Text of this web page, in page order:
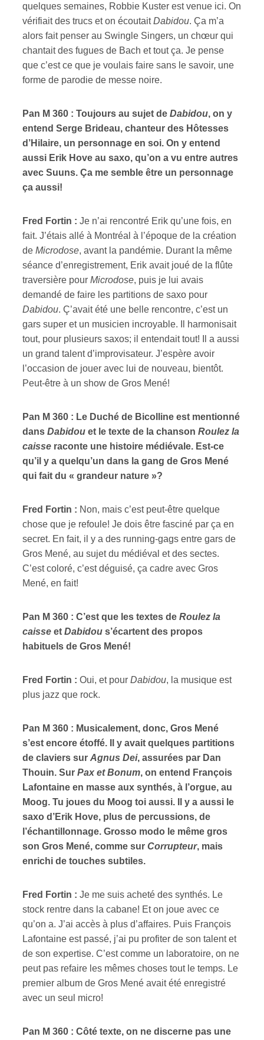
quelques semaines, Robbie Kuster est venue ici. On
vérifiait des trucs et on écoutaitDabidou. Ça m’a
alors fait penser au Swingle Singers, un chœur qui
chantait des fugues de Bach et tout ça. Je pense
que c’est ce que je voulais faire sans le savoir, une
forme de parodie de messe noire.
Pan M 360 : Toujours au sujet de Dabidou, on y
entend Serge Brideau, chanteur des Hôtesses
d’Hilaire, un personnage en soi. On y entend
aussi Erik Hove au saxo, qu’on a vu entre autres
avec Suuns. Ça me semble être un personnage
ça aussi!
Fred Fortin : Je n’ai rencontré Erik qu’une fois, en
fait. J’étais allé à Montréal à l’époque de la création
de Microdose, avant la pandémie. Durant la même
séance d’enregistrement, Erik avait joué de la flûte
traversière pour Microdose, puis je lui avais
demandé de faire les partitions de saxo pour
Dabidou. Ç’avait été une belle rencontre, c’est un
gars super et un musicien incroyable. Il harmonisait
tout, pour plusieurs saxos; il entendait tout! Il a aussi
un grand talent d’improvisateur. J’espère avoir
l’occasion de jouer avec lui de nouveau, bientôt.
Peut-être à un show de Gros Mené!
Pan M 360 : Le Duché de Bicolline est mentionné
dans Dabidou et le texte de la chanson Roulez la
caisse raconte une histoire médiévale. Est-ce
qu’il y a quelqu’un dans la gang de Gros Mené
qui fait du « grandeur nature »?
Fred Fortin : Non, mais c’est peut-être quelque
chose que je refoule! Je dois être fasciné par ça en
secret. En fait, il y a des running-gags entre gars de
Gros Mené, au sujet du médiéval et des sectes.
C’est coloré, c’est déguisé, ça cadre avec Gros
Mené, en fait!
Pan M 360 : C’est que les textes de Roulez la
caisse et Dabidou s’écartent des propos
habituels de Gros Mené!
Fred Fortin : Oui, et pour Dabidou, la musique est
plus jazz que rock.
Pan M 360 : Musicalement, donc, Gros Mené
s’est encore étoffé. Il y avait quelques partitions
de claviers sur Agnus Dei, assurées par Dan
Thouin. Sur Pax et Bonum, on entend François
Lafontaine en masse aux synthés, à l’orgue, au
Moog. Tu joues du Moog toi aussi. Il y a aussi le
saxo d’Erik Hove, plus de percussions, de
l’échantillonnage. Grosso modo le même gros
son Gros Mené, comme sur Corrupteur, mais
enrichi de touches subtiles.
Fred Fortin : Je me suis acheté des synthés. Le
stock rentre dans la cabane! Et on joue avec ce
qu’on a. J’ai accès à plus d’affaires. Puis François
Lafontaine est passé, j’ai pu profiter de son talent et
de son expertise. C’est comme un laboratoire, on ne
peut pas refaire les mêmes choses tout le temps. Le
premier album de Gros Mené avait été enregistré
avec un seul micro!
Pan M 360 : Côté texte, on ne discerne pas une